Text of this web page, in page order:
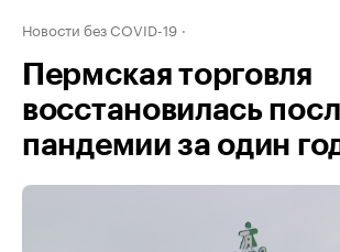
Новости без COVID-19
Пермская торговля
восстановилась
пандемии за один